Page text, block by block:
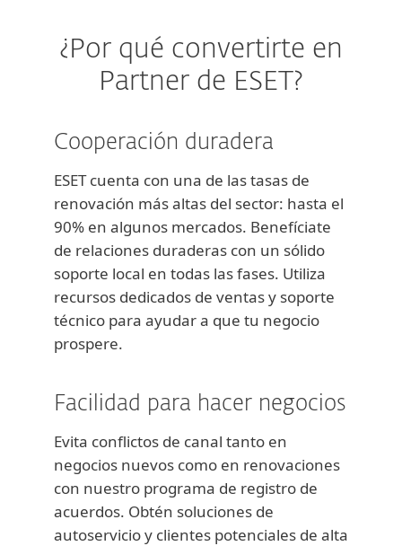
¿Por qué convertirte en
Partner de ESET?
Cooperación duradera
ESET cuenta con una de las tasas de
renovación más altas del sector: hasta el
90% en algunos mercados. Benefíciate
de relaciones duraderas con un sólido
soporte local en todas las fases. Utiliza
recursos dedicados de ventas y soporte
técnico para ayudar a que tu negocio
prospere.
Facilidad para hacer negocios
Evita conflictos de canal tanto en
negocios nuevos como en renovaciones
con nuestro programa de registro de
acuerdos. Obtén soluciones de
autoservicio y clientes potenciales de alta